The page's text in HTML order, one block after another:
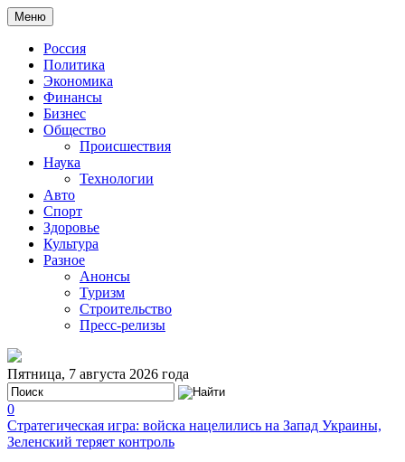
Меню
Россия
Политика
Экономика
Финансы
Бизнес
Общество
Происшествия
Наука
Технологии
Авто
Спорт
Здоровье
Культура
Разное
Анонсы
Туризм
Строительство
Пресс-релизы
Пятница, 7 августа 2026 года
0
Стратегическая игра: войска нацелились на Запад Украины,
Зеленский теряет контроль